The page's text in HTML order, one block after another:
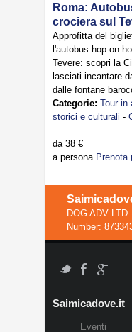
Roma:
crociera sul
Approfitta del
l'autobus hop-on
Tevere: scopri la
lasciati incantare
dalle fontane
Categorie: Tour in
storici e culturali -
da 38 €
a persona Prenota
DOG ADV LTD
Number:
Saimicadove.it
Eventi